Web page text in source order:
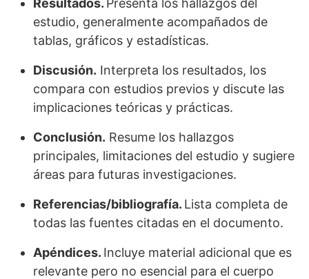
Resultados. Presenta los hallazgos del
estudio, generalmente acompañados de
tablas, gráficos y estadísticas.
Discusión. Interpreta los resultados, los
compara con estudios previos y discute las
implicaciones teóricas y prácticas.
Conclusión. Resume los hallazgos
principales, limitaciones del estudio y sugiere
áreas para futuras investigaciones.
Referencias/bibliografía. Lista completa de
todas las fuentes citadas en el documento.
Apéndices. Incluye material adicional que es
relevante pero no esencial para el cuerpo